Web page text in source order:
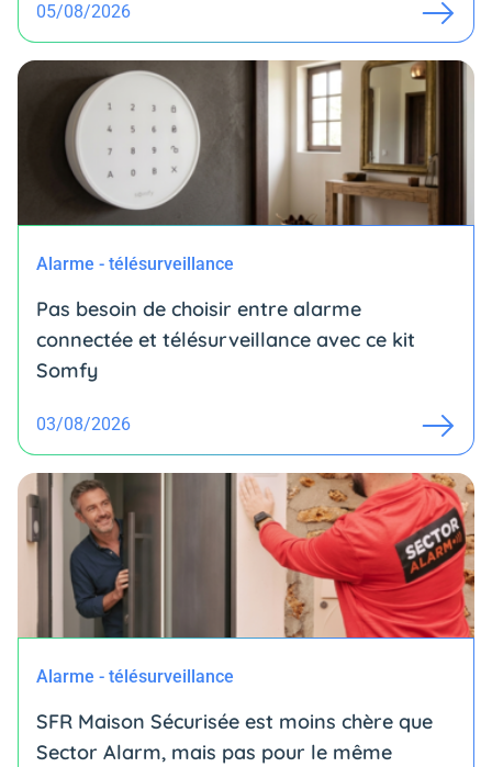
05/08/2026
Alarme - télésurveillance
Pas besoin de choisir entre alarme
connectée et télésurveillance avec ce kit
Somfy
03/08/2026
Alarme - télésurveillance
SFR Maison Sécurisée est moins chère que
Sector Alarm, mais pas pour le même